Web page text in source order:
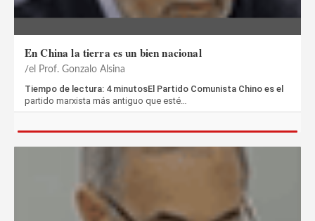
En China la tierra es un bien nacional
el Prof. Gonzalo Alsina
Tiempo de lectura: 4 minutosEl Partido Comunista Chino es el
partido marxista más antiguo que esté…